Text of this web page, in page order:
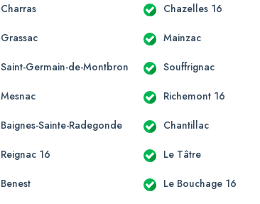
Charras Chazelles 16
Grassac Mainzac
Saint-Germain-de-Montbron Souffrignac
Mesnac Richemont 16
Baignes-Sainte-Radegonde Chantillac
Reignac 16 Le Tâtre
Benest Le Bouchage 16